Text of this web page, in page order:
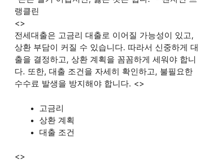
랭클린
<>
전세대출은 고금리 대출로 이어질 가능성이 있고,
상환 부담이 커질 수 있습니다. 따라서 신중하게 대
출을 결정하고, 상환 계획을 꼼꼼하게 세워야 합니
다. 또한, 대출 조건을 자세히 확인하고, 불필요한
수수료 발생을 방지해야 합니다. <>
고금리
상환 계획
대출 조건
<>